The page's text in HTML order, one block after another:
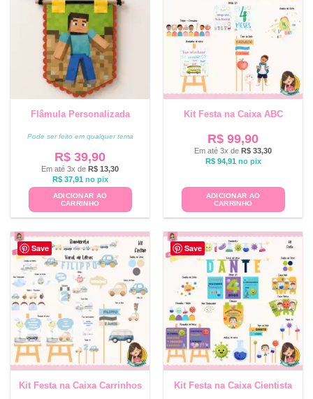
Flâmula Personalizada
Pode ser feito em qualquer tema
R$ 39,90
Em até 3x de R$ 13,30
R$37,91 no pix
ADICIONAR AO
CARRINHO
Kit Festa na Caixa ABC
R$ 99,90
Em até 3x de R$ 33,30
R$94,91 no pix
ADICIONAR AO
CARRINHO
Save
Kit Festa na Caixa Carrinhos
Save
Kit Festa na Caixa Cientista